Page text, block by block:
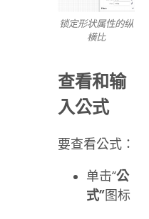
锁定形状属性的纵
横比
查看和输
入公式
要查看公式：
单击“公
式”图标